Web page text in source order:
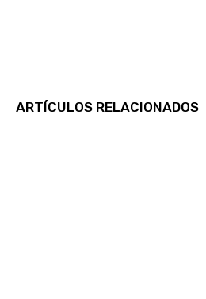
ARTÍCULOS RELACIONADOS